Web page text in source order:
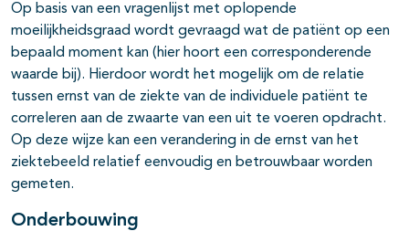
Op basis van een vragenlijst met oplopende
moeilijkheidsgraad wordt gevraagd wat de patiënt op een
bepaald moment kan (hier hoort een corresponderende
waarde bij). Hierdoor wordt het mogelijk om de relatie
tussen ernst van de ziekte van de individuele patiënt te
correleren aan de zwaarte van een uit te voeren opdracht.
Op deze wijze kan een verandering in de ernst van het
ziektebeeld relatief eenvoudig en betrouwbaar worden
gemeten.
Onderbouwing